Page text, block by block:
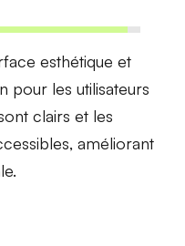
esthétique et
pour les utilisateurs
clairs et les
améliorant